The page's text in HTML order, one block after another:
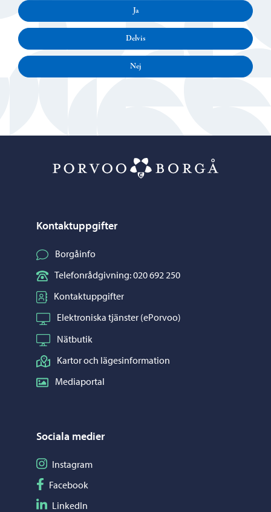
Ja
Delvis
Nej
Kontaktuppgifter
Borgåinfo
Telefonrådgivning: 020 692 250
Kontaktuppgifter
Elektroniska tjänster (ePorvoo)
Nätbutik
Kartor och lägesinformation
Mediaportal
Sociala medier
Följ på Instagram
Instagram
Följ på Facebook
Facebook
Följ på LinkedIn
LinkedIn